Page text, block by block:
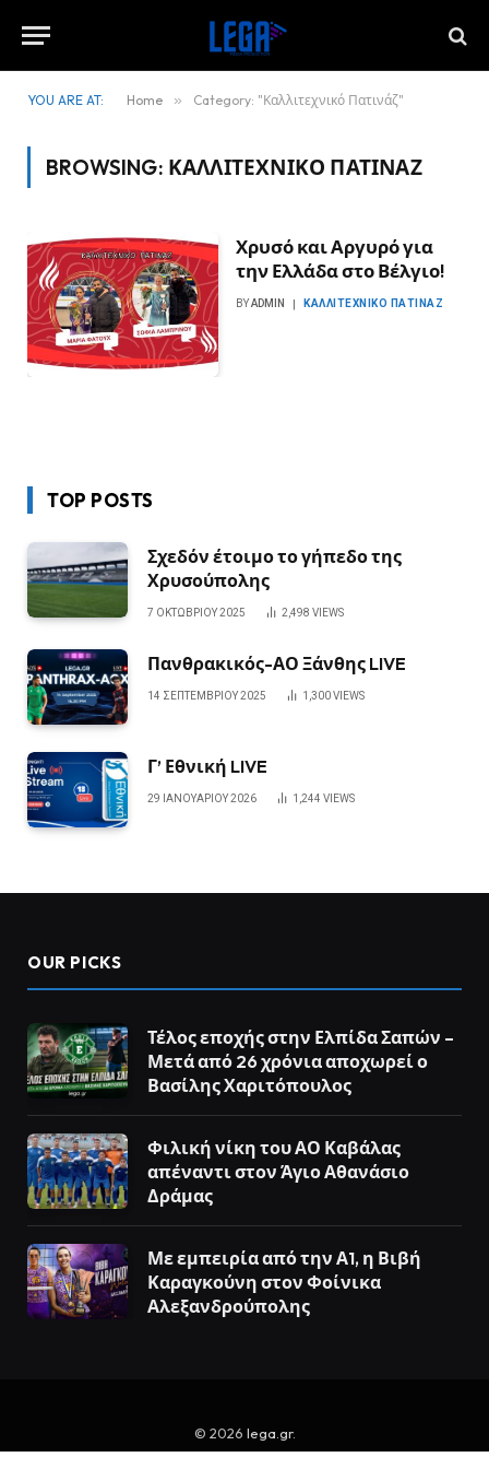
YOU ARE AT: Home » Category: "Καλλιτεχνικό Πατινάζ"
BROWSING: ΚΑΛΛΙΤΕΧΝΙΚΌ ΠΑΤΙΝΆΖ
Χρυσό και Αργυρό για
την Ελλάδα στο Βέλγιο!
BYADMIN ΚΑΛΛΙΤΕΧΝΙΚΌ ΠΑΤΙΝΆΖ
TOP POSTS
Σχεδόν έτοιμο το γήπεδο της
Χρυσούπολης
7 ΟΚΤΩΒΡΊΟΥ 2025 2,498 VIEWS
Πανθρακικός-ΑΟ Ξάνθης LIVE
14 ΣΕΠΤΕΜΒΡΊΟΥ 2025 1,300VIEWS
Γ’ Εθνική LIVE
29 ΙΑΝΟΥΑΡΊΟΥ 2026 1,244 VIEWS
OUR PICKS
Τέλος εποχής στην Ελπίδα Σαπών –
Μετά από 26 χρόνια αποχωρεί ο
Βασίλης Χαριτόπουλος
Φιλική νίκη του ΑΟ Καβάλας
απέναντι στον Άγιο Αθανάσιο
Δράμας
Με εμπειρία από την Α1, η Βιβή
Καραγκούνη στον Φοίνικα
Αλεξανδρούπολης
© 2026 lega.gr.